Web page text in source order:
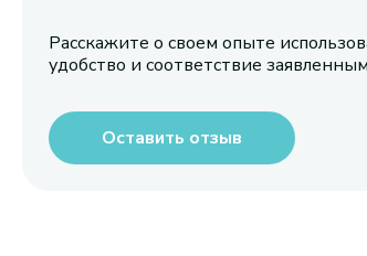
Расскажите о своем опыте
удобство и соответствие
Оставить отзыв